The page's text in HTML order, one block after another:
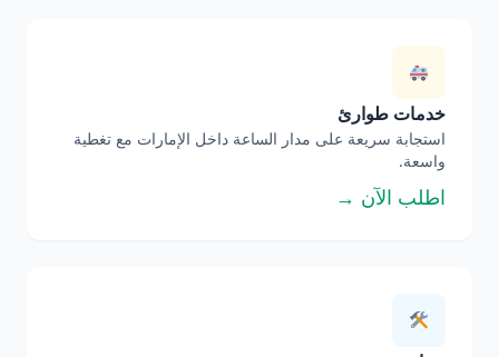
خدمات طوارئ
استجابة سريعة على مدار الساعة داخل الإمارات مع تغطية
واسعة.
اطلب الآن →